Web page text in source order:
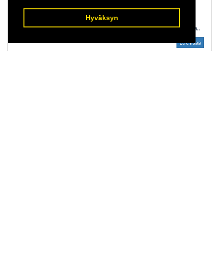
Hyväksyn
Tämä on myös helppo seurantamuoto, missä oman
ruokintapaikan linnustoa seurataan talven ajan.
Ruokintapaikkaa havainnoidaan puolen kuukauden jaksoissa..
Lue lisää